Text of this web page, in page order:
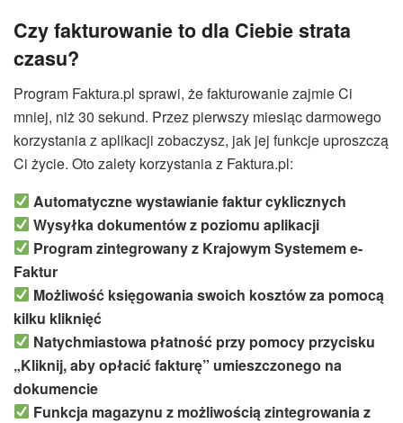
Czy fakturowanie to dla Ciebie strata
czasu?
Program Faktura.pl sprawi, że fakturowanie zajmie Ci
mniej, niż 30 sekund. Przez pierwszy miesiąc darmowego
korzystania z aplikacji zobaczysz, jak jej funkcje uproszczą
Ci życie. Oto zalety korzystania z Faktura.pl:
Automatyczne wystawianie faktur cyklicznych
Wysyłka dokumentów z poziomu aplikacji
Program zintegrowany z Krajowym Systemem e-
Faktur
Możliwość księgowania swoich kosztów za pomocą
kilku kliknięć
Natychmiastowa płatność przy pomocy przycisku
„Kliknij, aby opłacić fakturę” umieszczonego na
dokumencie
Funkcja magazynu z możliwością zintegrowania z